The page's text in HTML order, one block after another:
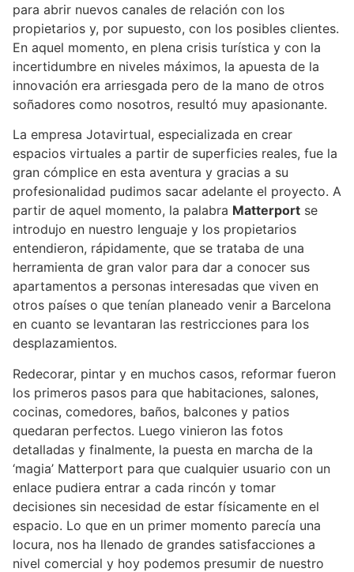
para abrir nuevos canales de relación con los
propietarios y, por supuesto, con los posibles clientes.
En aquel momento, en plena crisis turística y con la
incertidumbre en niveles máximos, la apuesta de la
innovación era arriesgada pero de la mano de otros
soñadores como nosotros, resultó muy apasionante.
La empresa Jotavirtual, especializada en crear
espacios virtuales a partir de superficies reales, fue la
gran cómplice en esta aventura y gracias a su
profesionalidad pudimos sacar adelante el proyecto. A
partir de aquel momento, la palabra Matterport se
introdujo en nuestro lenguaje y los propietarios
entendieron, rápidamente, que se trataba de una
herramienta de gran valor para dar a conocer sus
apartamentos a personas interesadas que viven en
otros países o que tenían planeado venir a Barcelona
en cuanto se levantaran las restricciones para los
desplazamientos.
Redecorar, pintar y en muchos casos, reformar fueron
los primeros pasos para que habitaciones, salones,
cocinas, comedores, baños, balcones y patios
quedaran perfectos. Luego vinieron las fotos
detalladas y finalmente, la puesta en marcha de la
‘magia’ Matterport para que cualquier usuario con un
enlace pudiera entrar a cada rincón y tomar
decisiones sin necesidad de estar físicamente en el
espacio. Lo que en un primer momento parecía una
locura, nos ha llenado de grandes satisfacciones a
nivel comercial y hoy podemos presumir de nuestro